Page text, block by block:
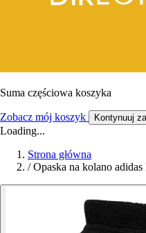
Suma częściowa koszyka
Zobacz mój koszyk Kontynuuj
Loading...
Strona główna
/ Opaska na kolano adidas